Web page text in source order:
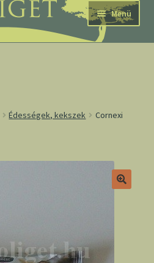
Menü
Édességek, kekszek
Cornexi